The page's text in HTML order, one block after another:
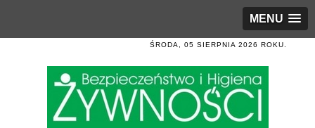
MENU
ŚRODA, 05 SIERPNIA 2026 ROKU.